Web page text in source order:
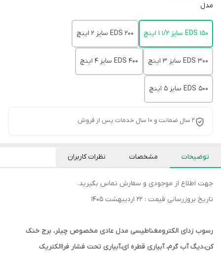
مدل
EDS 150 سایز 1/2 1 اینچ EDS 200 سایز 2 اینچ
EDS 300 سایز 3 اینچ EDS 400 سایز 4 اینچ
EDS 500 سایز 5 اینچ
2 سال ضمانت و 10 سال خدمات پس از فروش
توضیحات مشخصات نظرات کاربران
جهت اطلاع از موجودی و سفارش تماس بگیرید.
تاریخ بروزرسانی قیمت : 22 اردیبهشت 1405
رسوب زدای الکترومغناطیسی مدل عادی مخصوص چیلر، برج خنک
کن،دیگ آب گرم، آبیاری قطره ای،آبیاری تحت فشار فراالکتریک